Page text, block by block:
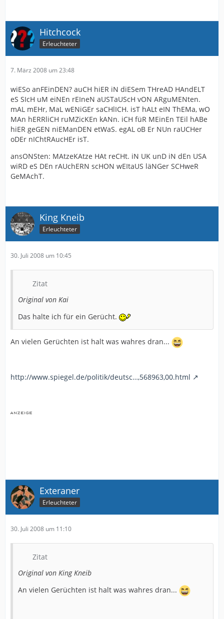
Hitchcock
Erleuchteter
7. März 2008 um 23:48
wiESo anFEinDEN? auCH hiER iN diESem THreAD HAndELT
eS SIcH uM eiNEn rEIneN aUSTaUScH vON ARguMENten.
mAL mEHr, MaL wENiGEr saCHlICH. isT hALt eIN ThEMa, wO
MAn hERRliCH ruMZicKEn kANn. iCH füR MEinEn TEil hABe
hiER geGEN niEManDEN etWaS. egAL oB Er NUn raUCHer
oDEr nIChtRAucHEr isT.
ansONSten: MAtzeKAtze HAt reCHt. iN UK unD iN dEn USA
wiRD eS DEn rAUchERN scHON wEItaUS läNGer SCHweR
GeMAchT.
King Kneib
Erleuchteter
30. Juli 2008 um 10:45
Zitat
Original von Kai
Das halte ich für ein Gerücht.
An vielen Gerüchten ist halt was wahres dran...
http://www.spiegel.de/politik/deutsc…,568963,00.html
Exteraner
Erleuchteter
30. Juli 2008 um 11:10
Zitat
Original von King Kneib
An vielen Gerüchten ist halt was wahres dran...